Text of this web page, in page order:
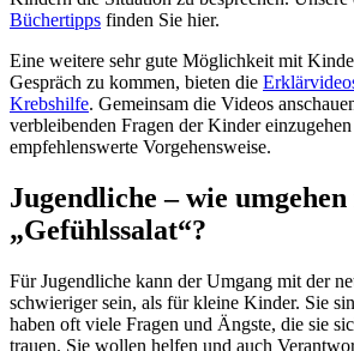
Büchertipps finden Sie hier.
Eine weitere sehr gute Möglichkeit mit
Gespräch zu kommen, bieten die
Krebshilfe. Gemeinsam die Videos
verbleibenden Fragen der Kinder
empfehlenswerte Vorgehensweise.
Jugendliche – wie
„Gefühlssalat“?
Für Jugendliche kann der Umgang mit der
schwieriger sein, als für kleine Kinder. Sie
haben oft viele Fragen und Ängste, die sie
trauen. Sie wollen helfen und auch